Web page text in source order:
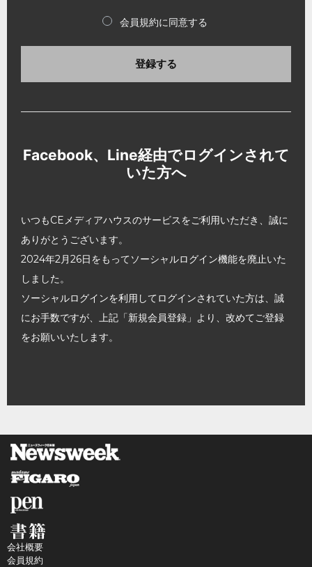
会員規約に同意する
登録する
Facebook、Line経由でログインされて
いた方へ
いつもCEメディアハウスのサービスをご利用いただき、誠に
ありがとうございます。
2024年2月26日をもってソーシャルログイン機能を廃止いた
しました。
ソーシャルログインを利用してログインされていた方は、誠
にお手数ですが、上記「新規会員登録」より、改めてご登録
をお願いいたします。
会社概要
会員規約